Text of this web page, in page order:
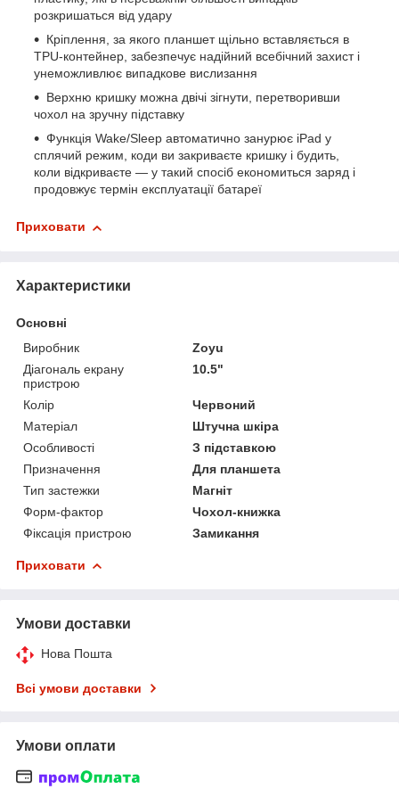
розкришаться від удару
Кріплення, за якого планшет щільно вставляється в
TPU-контейнер, забезпечує надійний всебічний захист і
унеможливлює випадкове вислизання
Верхню кришку можна двічі зігнути, перетворивши
чохол на зручну підставку
Функція Wake/Sleep автоматично занурює iPad у
сплячий режим, коди ви закриваєте кришку і будить,
коли відкриваєте — у такий спосіб економиться заряд і
продовжує термін експлуатації батареї
Приховати
Характеристики
Основні
Виробник
Zoyu
Діагональ екрану
пристрою
10.5"
Колір
Червоний
Матеріал
Штучна шкіра
Особливості
З підставкою
Призначення
Для планшета
Тип застежки
Магніт
Форм-фактор
Чохол-книжка
Фіксація пристрою
Замикання
Приховати
Умови доставки
Нова Пошта
Всі умови доставки
Умови оплати